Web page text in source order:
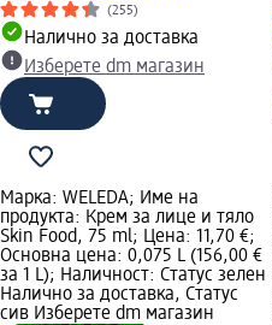
(255)
Налично за доставка
Изберете dm магазин
Марка: WELEDA; Име на
продукта: Крем за лице и тяло
Skin Food, 75 ml; Цена: 11,70 €;
Основна цена: 0,075 L (156,00 €
за 1 L); Наличност: Статус зелен
Налично за доставка, Статус
сив Изберете dm магазин